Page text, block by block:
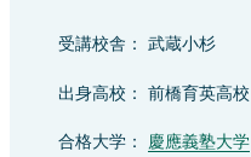
受講校舎： 武蔵小杉
出身高校： 前橋育英高校
合格大学： 慶應義塾大学